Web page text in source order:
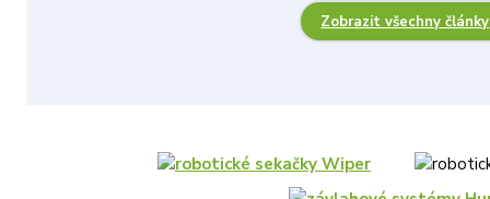
Zobrazit všechny články